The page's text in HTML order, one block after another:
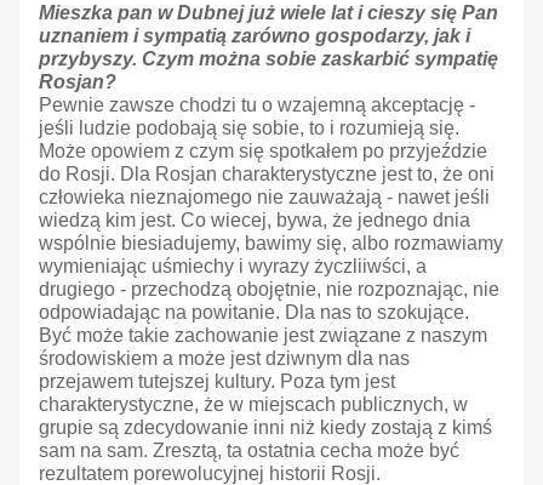
Mieszka pan w Dubnej już wiele lat i cieszy się Pan
uznaniem i sympatią zarówno gospodarzy, jak i
przybyszy. Czym można sobie zaskarbić sympatię
Rosjan?
Pewnie zawsze chodzi tu o wzajemną akceptację -
jeśli ludzie podobają się sobie, to i rozumieją się.
Może opowiem z czym się spotkałem po przyjeździe
do Rosji. Dla Rosjan charakterystyczne jest to, że oni
człowieka nieznajomego nie zauważają - nawet jeśli
wiedzą kim jest. Co wiecej, bywa, że jednego dnia
wspólnie biesiadujemy, bawimy się, albo rozmawiamy
wymieniając uśmiechy i wyrazy życzliiwści, a
drugiego - przechodzą obojętnie, nie rozpoznając, nie
odpowiadając na powitanie. Dla nas to szokujące.
Być może takie zachowanie jest związane z naszym
środowiskiem a może jest dziwnym dla nas
przejawem tutejszej kultury. Poza tym jest
charakterystyczne, że w miejscach publicznych, w
grupie są zdecydowanie inni niż kiedy zostają z kimś
sam na sam. Zresztą, ta ostatnia cecha może być
rezultatem porewolucyjnej historii Rosji.